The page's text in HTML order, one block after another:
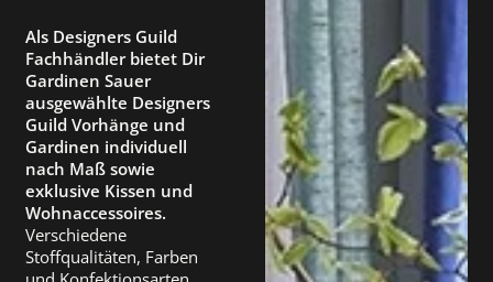
Als Designers Guild
Fachhändler bietet Dir
Gardinen Sauer
ausgewählte Designers
Guild Vorhänge und
Gardinen individuell
nach Maß sowie
exklusive Kissen und
Wohnaccessoires.
Verschiedene
Stoffqualitäten, Farben